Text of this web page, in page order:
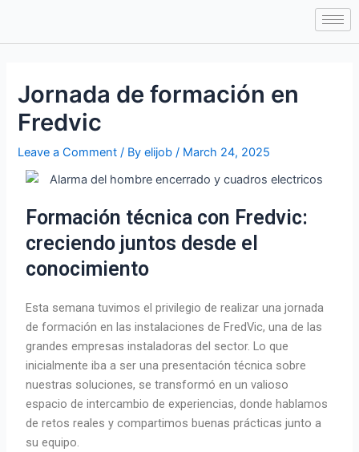
content
Jornada de formación en
Fredvic
Leave a Comment / Byelijob/ March 24, 2025
Formación técnica con Fredvic:
creciendo juntos desde el
conocimiento
Esta semana tuvimos el privilegio de realizar una jornada
de formación en las instalaciones de FredVic, una de las
grandes empresas instaladoras del sector. Lo que
inicialmente iba a ser una presentación técnica sobre
nuestras soluciones, se transformó en un valioso
espacio de intercambio de experiencias, donde hablamos
de retos reales y compartimos buenas prácticas junto a
su equipo.